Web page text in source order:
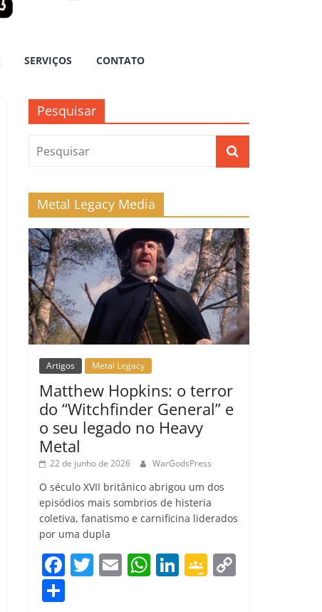
SERVIÇOS CONTATO
Pesquisar
Metal Legacy Media
Artigos Metal Legacy
Matthew Hopkins: o terror
do “Witchfinder General” e
o seu legado no Heavy
Metal
22 de junho de 2026 WarGodsPress
O século XVII britânico abrigou um dos
episódios mais sombrios de histeria
coletiva, fanatismo e carnificina liderados
por uma dupla
F T E W Li G